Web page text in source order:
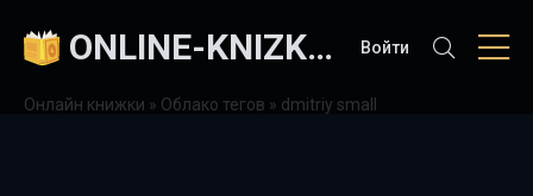
ONLINE-KNIZKI.COM Войти
Онлайн книжки » Облако тегов » dmitriy small